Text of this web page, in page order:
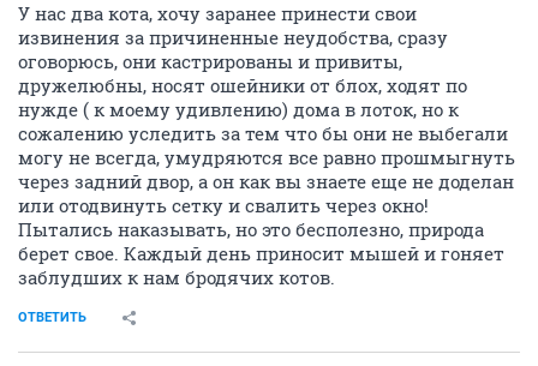
У нас два кота, хочу заранее принести свои
извинения за причиненные неудобства, сразу
оговорюсь, они кастрированы и привиты,
дружелюбны, носят ошейники от блох, ходят по
нужде ( к моему удивлению) дома в лоток, но к
сожалению уследить за тем что бы они не выбегали
могу не всегда, умудряются все равно прошмыгнуть
через задний двор, а он как вы знаете еще не доделан
или отодвинуть сетку и свалить через окно!
Пытались наказывать, но это бесполезно, природа
берет свое. Каждый день приносит мышей и гоняет
заблудших к нам бродячих котов.
ОТВЕТИТЬ